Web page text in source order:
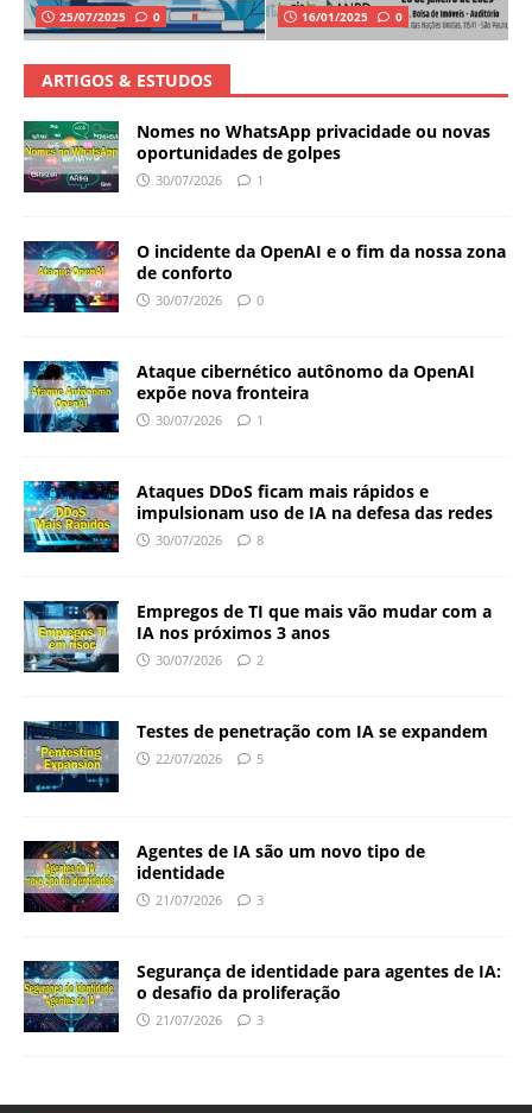
25/07/2025 0 16/01/2025 0
ARTIGOS & ESTUDOS
Nomes no WhatsApp privacidade ou novas
oportunidades de golpes
30/07/2026 1
O incidente da OpenAI e o fim da nossa zona
de conforto
30/07/2026 0
Ataque cibernético autônomo da OpenAI
expõe nova fronteira
30/07/2026 1
Ataques DDoS ficam mais rápidos e
impulsionam uso de IA na defesa das redes
30/07/2026 8
Empregos de TI que mais vão mudar com a
IA nos próximos 3 anos
30/07/2026 2
Testes de penetração com IA se expandem
22/07/2026 5
Agentes de IA são um novo tipo de
identidade
21/07/2026 3
Segurança de identidade para agentes de IA:
o desafio da proliferação
21/07/2026 3